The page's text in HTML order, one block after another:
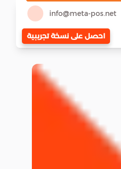
info@meta-pos.net
احصل على نسخة تجريبية